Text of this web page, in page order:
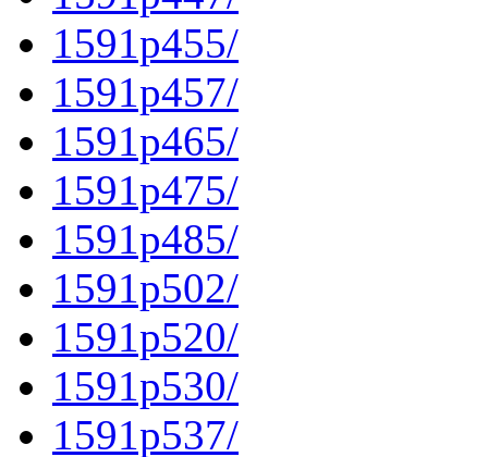
1591p455/
1591p457/
1591p465/
1591p475/
1591p485/
1591p502/
1591p520/
1591p530/
1591p537/